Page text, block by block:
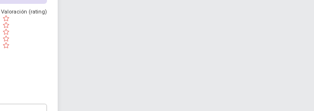
( )
( )
( )
( )
( )
Valoración (rating)